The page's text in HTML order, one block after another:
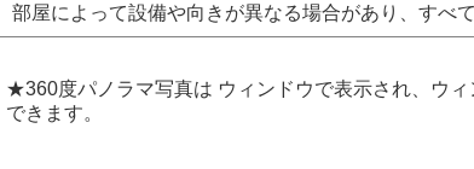
部屋によって設備や向きが異なる場合があり、すべ
★360度パノラマ写真は ウィンドウで表示され、ウ
できます。